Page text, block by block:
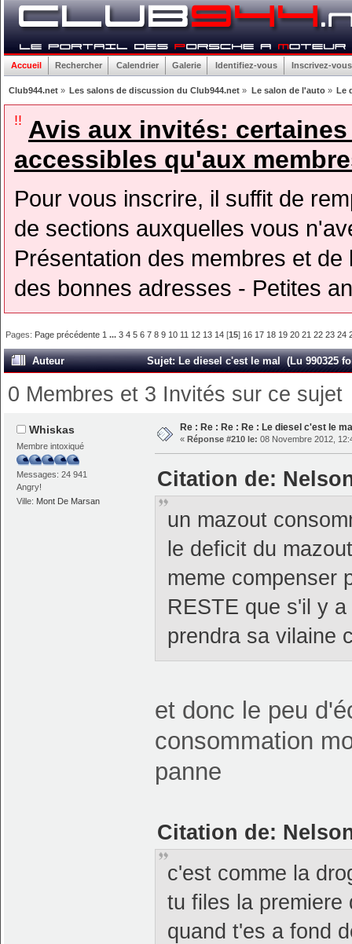
Accueil Rechercher Calendrier Galerie Identifiez-vous Inscrivez-vous
Club944.net» Les salons de discussion du Club944.net » Le salon de l'auto» Le
!! Avis aux invités:
accessibles qu'aux
Pour vous inscrire, il suffit de
de sections auxquelles vous
Présentation des membres et
des bonnes adresses - Petites
Pages: Page précédente 1 ...3 4 5 6 7 8 9 10 11 12 13 14 [15] 16 17 18 19 20 21 22 23 24
Auteur Sujet: Le diesel c'est le mal (Lu 990325
0 Membres et 3 Invités sur ce sujet
Whiskas
Membre intoxiqué
Messages: 24 941
Angry!
Ville: Mont De Marsan
Re : Re : Re : Re : Le diesel c'est le
« Réponse #210 le: 08 Novembre 2012,
Citation de:
un mazout
le deficit du
meme compenser
RESTE que s'il y
prendra sa vilaine
et donc le peu
consommation
panne
Citation de:
c'est comme la
tu files la
quand t'es a fond